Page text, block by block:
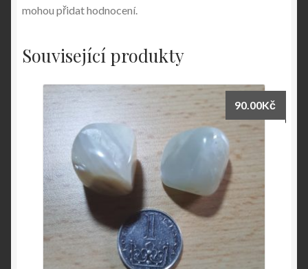
mohou přidat hodnocení.
Související produkty
90.00Kč